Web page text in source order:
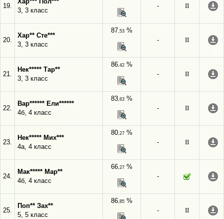
19.
3, 3 класс
-
II
20.
Хар** Сте***
3, 3 класс
87,53 %
-
II
21.
Нек***** Тар**
3, 3 класс
86,42 %
-
II
22.
Вар****** Ели******
4б, 4 класс
83,63 %
-
II
23.
Нек***** Мих***
4а, 4 класс
80,27 %
-
II
24.
Мак***** Мар**
4б, 4 класс
66,27 %
-
25.
Поп** Зах**
5, 5 класс
86,85 %
-
II